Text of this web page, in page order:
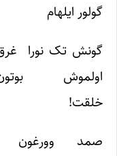
گولور ایلهام
گونش تک نورا غرق
اولموش بوتون
خلقت!
صمد وورغون